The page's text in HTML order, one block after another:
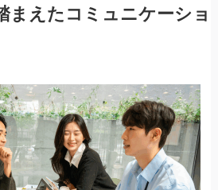
まえたコミュニケーショ